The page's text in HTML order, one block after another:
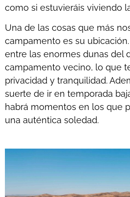
como si estuvieráis viviendo
Una de las cosas que más
campamento es su
entre las enormes dunas del
campamento vecino, lo que
privacidad y tranquilidad.
suerte de ir en temporada
habrá momentos en los que
una auténtica soledad.